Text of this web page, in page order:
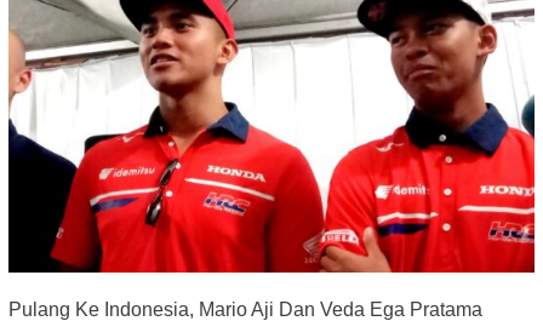
Pulang Ke Indonesia, Mario Aji Dan Veda Ega Pratama